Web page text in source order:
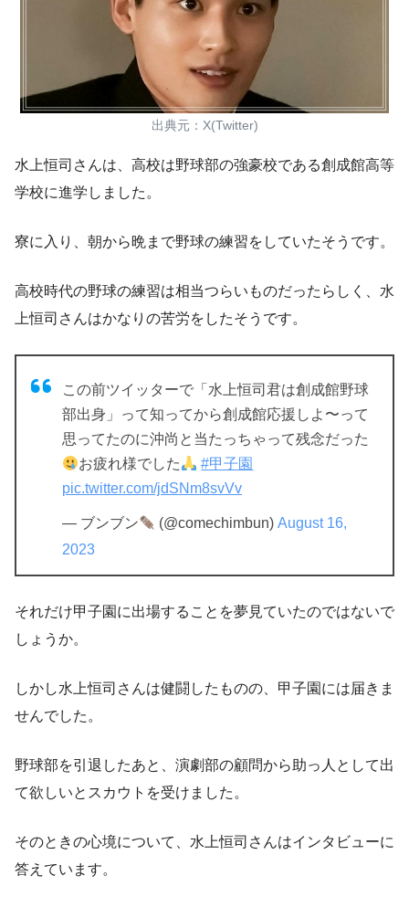
出典元：X(Twitter)
水上恒司さんは、高校は野球部の強豪校である創成館高等
学校に進学 しました。
寮に入り、朝から晩まで野球の練習をしていたそうです。
高校時代の野球の練習は相当つらいものだったらしく、水
上恒司さんはかなりの苦労をしたそうです。
この前ツイッターで「水上恒司君は創成館野球
部出身」って知ってから創成館応援しよ〜って
思ってたのに沖尚と当たっちゃって残念だった
お疲れ様でした
#甲子園
pic.twitter.com/jdSNm8svVv
— ブンブン (@comechimbun)August 16,
2023
それだけ甲子園に出場することを夢見ていたのではないで
しょうか。
しかし水上恒司さんは健闘したものの、甲子園には届きま
せんでした。
野球部を引退したあと、 演劇部の顧問から助っ人として出
て欲しいとスカウト を受けました。
そのときの心境について、水上恒司さんはインタビューに
答えています。